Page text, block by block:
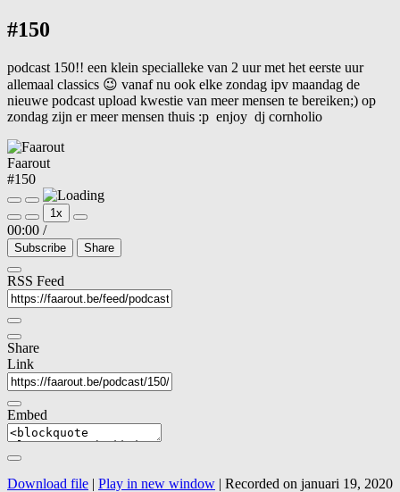
#150
podcast 150!! een klein specialleke van 2 uur met het eerste uur
allemaal classics 😉 vanaf nu ook elke zondag ipv maandag de
nieuwe podcast upload kwestie van meer mensen te bereiken;) op
zondag zijn er meer mensen thuis :p enjoy dj cornholio
Faarout
#150
Play
Episode
Pause
Episode
1x
00:00 /
Subscribe Share
RSS Feed
Share
Link
Embed
Download file | Play in new window | Recorded on januari 19, 2020